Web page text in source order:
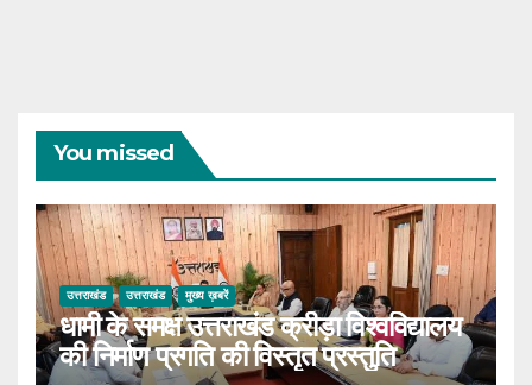
You missed
उत्तराखंड उत्तराखंड मुख्य ख़बरें
धामी के समक्ष उत्तराखंड क्रीड़ा विश्वविद्यालय
की निर्माण प्रगति की विस्तृत प्रस्तुति